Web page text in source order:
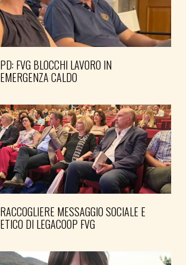
PD: FVG BLOCCHI LAVORO IN
EMERGENZA CALDO
RACCOGLIERE MESSAGGIO SOCIALE E
ETICO DI LEGACOOP FVG